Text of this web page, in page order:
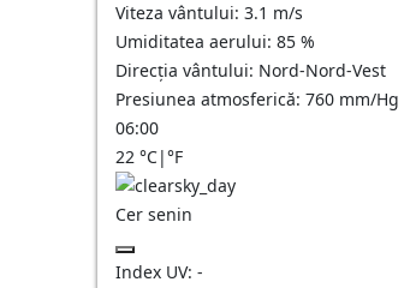
Viteza vântului: 3.1 m/s
Umiditatea aerului: 85 %
Direcția vântului: Nord-Nord-Vest
Presiunea atmosferică: 760 mm/Hg
06:00
22 °C|°F
Cer senin
Index UV: -